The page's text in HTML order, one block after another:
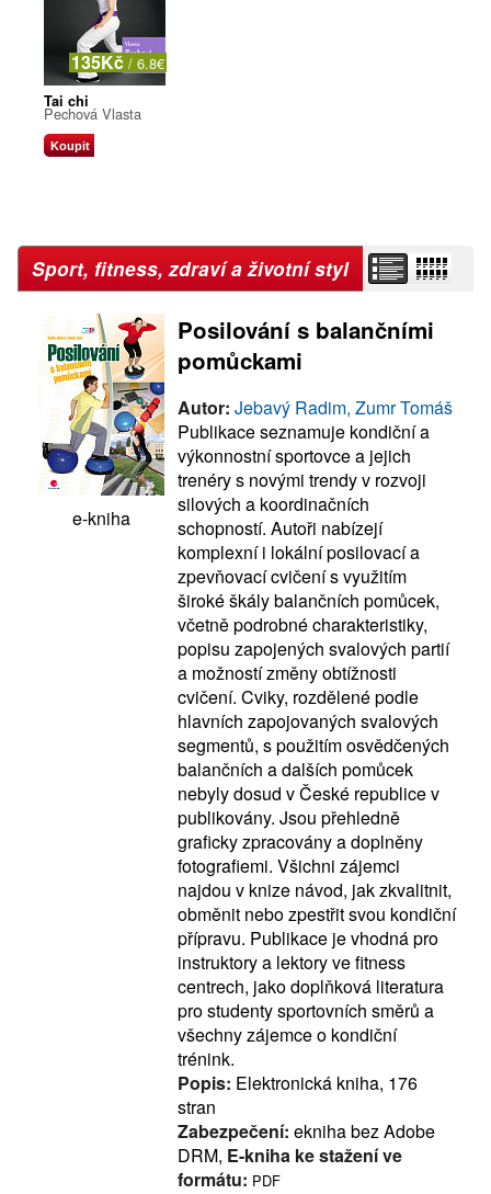
135Kč / 6.8€
Tai chi
Pechová Vlasta
Koupit
Sport, fitness, zdraví a životní styl
e-kniha
Posilování s balančními
pomůckami
Autor: Jebavý Radim, Zumr Tomáš
Publikace seznamuje kondiční a
výkonnostní sportovce a jejich
trenéry s novými trendy v rozvoji
silových a koordinačních
schopností. Autoři nabízejí
komplexní i lokální posilovací a
zpevňovací cvičení s využitím
široké škály balančních pomůcek,
včetně podrobné charakteristiky,
popisu zapojených svalových partií
a možností změny obtížnosti
cvičení. Cviky, rozdělené podle
hlavních zapojovaných svalových
segmentů, s použitím osvědčených
balančních a dalších pomůcek
nebyly dosud v České republice v
publikovány. Jsou přehledně
graficky zpracovány a doplněny
fotografiemi. Všichni zájemci
najdou v knize návod, jak zkvalitnit,
obměnit nebo zpestřit svou kondiční
přípravu. Publikace je vhodná pro
instruktory a lektory ve fitness
centrech, jako doplňková literatura
pro studenty sportovních směrů a
všechny zájemce o kondiční
trénink.
Popis: Elektronická kniha, 176
stran
Zabezpečení: ekniha bez Adobe
DRM, E-kniha ke stažení ve
formátu: PDF